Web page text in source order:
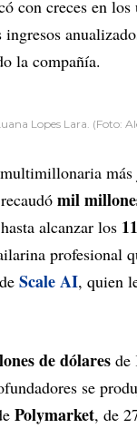
con creces en
ingresos
la compañía.
Lopes Lara. (Foto:
mil
alcanzar los
profesional
Scale AI, quien
de dólares de
se
Polymarket, de